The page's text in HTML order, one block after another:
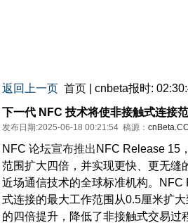
返回上一页 首页 | cnbeta报时:
下一代 NFC 技术将使非接触式连接
发布日期:2025-06-18 00:21:54 稿源：
NFC 论坛宣布推出 NFC Release 15
范围扩大四倍，并实现更快、更无缝
近场通信技术的全球标准机构。NFC
式连接的最大工作范围从0.5厘米扩
的四倍提升，降低了非接触式交易过